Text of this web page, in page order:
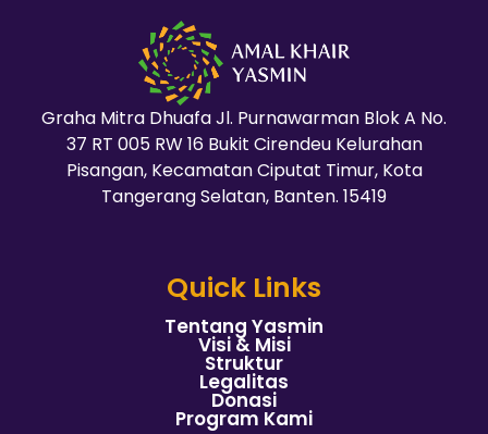
Graha Mitra Dhuafa Jl. Purnawarman Blok A No.
37 RT 005 RW 16 Bukit Cirendeu Kelurahan
Pisangan, Kecamatan Ciputat Timur, Kota
Tangerang Selatan, Banten. 15419
Quick Links
Tentang Yasmin
Visi & Misi
Struktur
Legalitas
Donasi
Program Kami